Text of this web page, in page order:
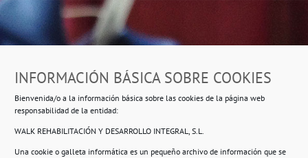
INFORMACIÓN BÁSICA SOBRE COOKIES
Bienvenida/o a la información básica sobre las cookies de la página web
responsabilidad de la entidad:
WALK REHABILITACIÓN Y DESARROLLO INTEGRAL, S.L.
Una cookie o galleta informática es un pequeño archivo de información que se
Ropero Solidario de Usera
Beasáin 25-33posterior, local 3 – 28041 Madrid